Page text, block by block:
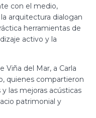
con el medio,
arquitectura dialogan
herramientas de
activo y la
Viña del Mar, a Carla
quienes compartieron
las mejoras acústicas
patrimonial y